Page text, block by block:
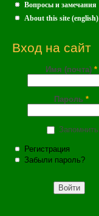
Вопросы и замечания
About this site (english)
Вход на сайт
Имя (почта) *
Пароль *
Запомнить
Регистрация
Забыли пароль?